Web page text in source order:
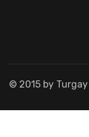
© 2015 by